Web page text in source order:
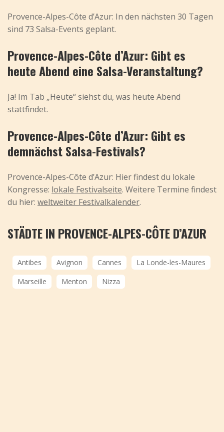
Provence-Alpes-Côte d’Azur: In den nächsten 30 Tagen
sind 73 Salsa-Events geplant.
Provence-Alpes-Côte d’Azur: Gibt es
heute Abend eine Salsa-Veranstaltung?
Ja! Im Tab „Heute“ siehst du, was heute Abend
stattfindet.
Provence-Alpes-Côte d’Azur: Gibt es
demnächst Salsa-Festivals?
Provence-Alpes-Côte d’Azur: Hier findest du lokale
Kongresse: lokale Festivalseite. Weitere Termine findest
du hier: weltweiter Festivalkalender.
STÄDTE IN PROVENCE-ALPES-CÔTE D’AZUR
Antibes Avignon Cannes
La Londe-les-Maures
Marseille
Menton Nizza